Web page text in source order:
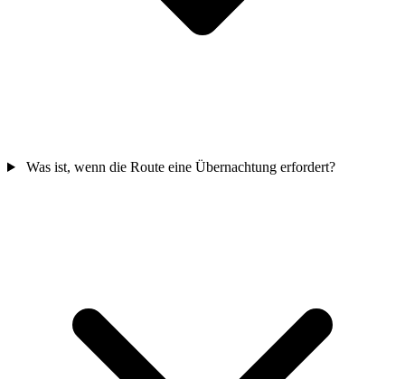
Was ist, wenn die Route eine Übernachtung erfordert?